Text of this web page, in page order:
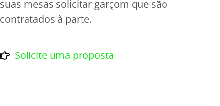
suas mesas solicitar garçom que são
contratados à parte.
Solicite uma proposta